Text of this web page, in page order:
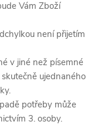
Vám Zboží
není přijetím
v jiné než písemné
ujednaného
potřeby může
3. osoby.